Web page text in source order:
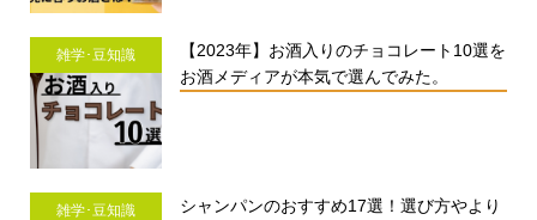
雑学･豆知識
【2023年】お酒入りのチョコレート10選を
お酒メディアが本気で選んでみた。
雑学･豆知識
シャンパンのおすすめ17選！選び方やより